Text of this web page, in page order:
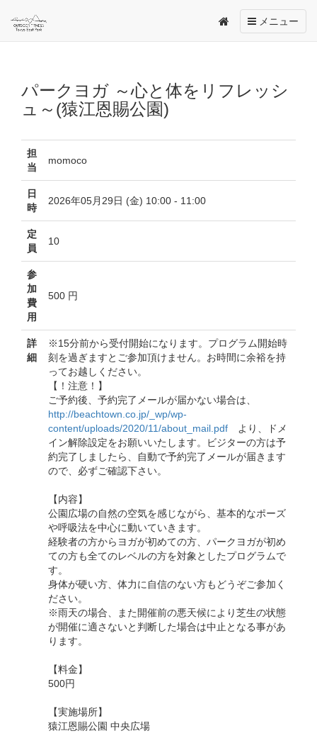
Toggle
navigation
メニュー
パークヨガ ～心と体をリフレッシ
ュ～(猿江恩賜公園)
担
当
momoco
日
時
2026年05月29日 (金) 10:00 - 11:00
定
員
10
参
加
費
用
500 円
詳
細
※15分前から受付開始になります。プログラム開始時
刻を過ぎますとご参加頂けません。お時間に余裕を持
ってお越しください。
【！注意！】
ご予約後、予約完了メールが届かない場合は、
http://beachtown.co.jp/_wp/wp-
content/uploads/2020/11/about_mail.pdf より、ドメ
イン解除設定をお願いいたします。ビジターの方は予
約完了しましたら、自動で予約完了メールが届きます
ので、必ずご確認下さい。
【内容】
公園広場の自然の空気を感じながら、基本的なポーズ
や呼吸法を中心に動いていきます。
経験者の方からヨガが初めての方、パークヨガが初め
ての方も全てのレベルの方を対象としたプログラムで
す。
身体が硬い方、体力に自信のない方もどうぞご参加く
ださい。
※雨天の場合、また開催前の悪天候により芝生の状態
が開催に適さないと判断した場合は中止となる事があ
ります。
【料金】
500円
【実施場所】
猿江恩賜公園 中央広場